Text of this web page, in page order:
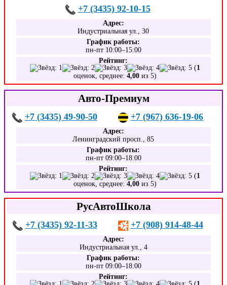
+7 (3435) 92-10-15
Адрес:
Индустриальная ул., 30
График работы:
пн-пт 10:00–15:00
Рейтинг:
(1
оценок, среднее:4,00 из 5)
Авто-Премиум
+7 (3435) 49-90-50 +7 (967) 636-19-06
Адрес:
Ленинградский просп., 85
График работы:
пн-пт 09:00–18:00
Рейтинг:
(1
оценок, среднее:4,00 из 5)
РусАвтоШкола
+7 (3435) 92-11-33 +7 (908) 914-48-44
Адрес:
Индустриальная ул., 4
График работы:
пн-пт 09:00–18:00
Рейтинг: